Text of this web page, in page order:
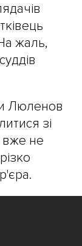
жаль,
Люленов
зі
вже не